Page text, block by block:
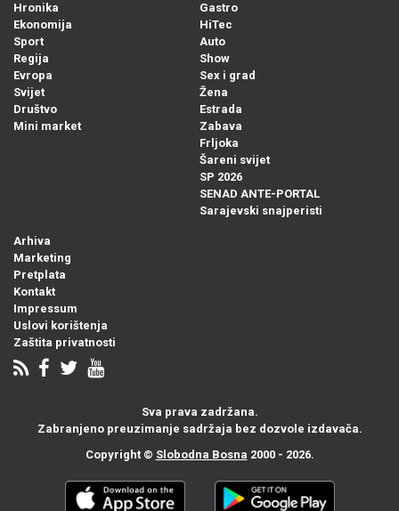
Hronika
Ekonomija
Sport
Regija
Evropa
Svijet
Društvo
Mini market
Gastro
HiTec
Auto
Show
Sex i grad
Žena
Estrada
Zabava
Frljoka
Šareni svijet
SP 2026
SENAD ANTE-PORTAL
Sarajevski snajperisti
Arhiva
Marketing
Pretplata
Kontakt
Impressum
Uslovi korištenja
Zaštita privatnosti
Sva prava zadržana.
Zabranjeno preuzimanje sadržaja bez dozvole izdavača.
Copyright © Slobodna Bosna 2000 - 2026.